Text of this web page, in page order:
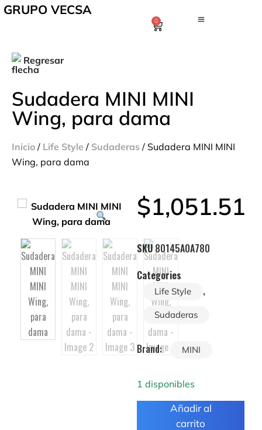
GRUPO VECSA
0
Regresar
Sudadera MINI MINI
Wing, para dama
Inicio / Life Style / Sudaderas / Sudadera MINI MINI
Wing, para dama
$1,051.51
SKU80145A0A780
Categories
Life Style ,
Sudaderas
Brand: MINI
1 disponibles
Añadir al
carrito